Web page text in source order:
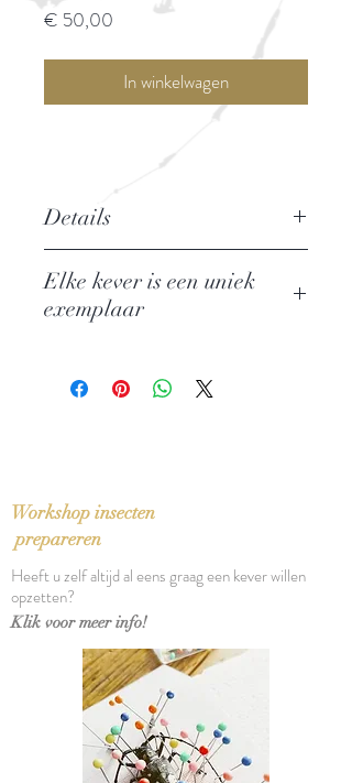
€ 50,00
In winkelwagen
Details
Othanii
Familie: Buprestidae
Geslacht: man
Elke kever is een uniek
exemplaar
wat afwijken van de voorbeeldfoto
Workshop insecten
prepareren
Heeft u zelf altijd al eens graag een kever willen
opzetten?
Klik voor meer info!